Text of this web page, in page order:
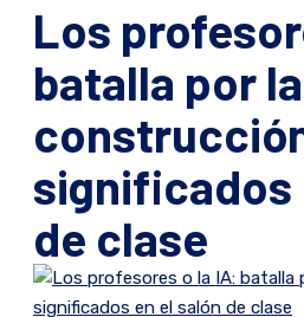
Los
batalla por la
significados
de clase